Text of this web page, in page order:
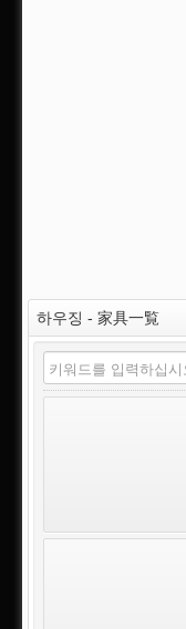
하우징 - 家具一覧